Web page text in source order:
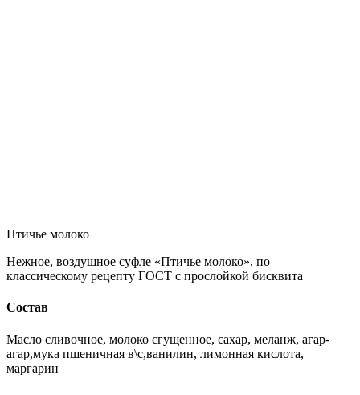
Птичье молоко
Нежное, воздушное суфле «Птичье молоко», по
классическому рецепту ГОСТ с прослойкой бисквита
Состав
Масло сливочное, молоко сгущенное, сахар, меланж, агар-
агар,мука пшеничная в\с,ванилин, лимонная кислота,
маргарин